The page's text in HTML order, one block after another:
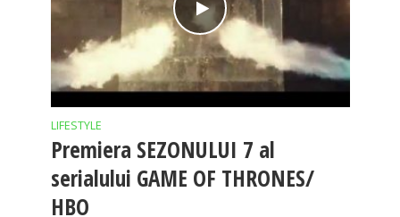
LIFESTYLE
Premiera SEZONULUI 7 al
serialului GAME OF THRONES/
HBO